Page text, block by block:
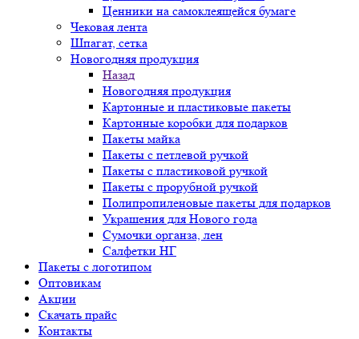
Ценники на самоклеящейся бумаге
Чековая лента
Шпагат, сетка
Новогодняя продукция
Назад
Новогодняя продукция
Картонные и пластиковые пакеты
Картонные коробки для подарков
Пакеты майка
Пакеты с петлевой ручкой
Пакеты с пластиковой ручкой
Пакеты с прорубной ручкой
Полипропиленовые пакеты для подарков
Украшения для Нового года
Сумочки органза, лен
Салфетки НГ
Пакеты с логотипом
Оптовикам
Акции
Скачать прайс
Контакты